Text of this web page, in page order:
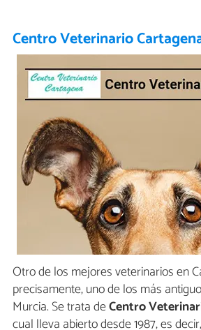
Centro Veterinario
Otro de los mejores veterinarios en
precisamente, uno de los más
Murcia. Se trata deCentro
cual lleva abierto desde 1987, es